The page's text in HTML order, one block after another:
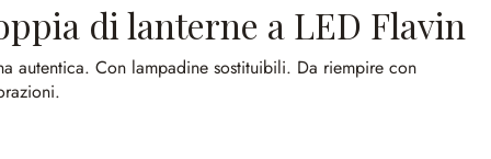
di lanterne a LED Flavin
autentica.Con lampadine sostituibili. Da riempire con